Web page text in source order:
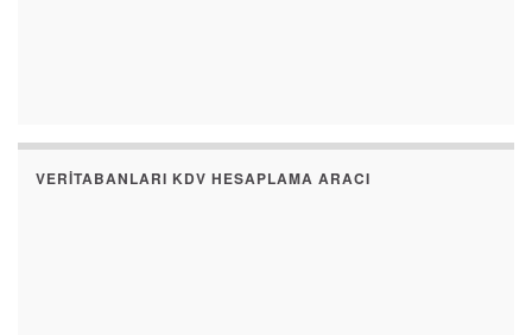
VERITABANLARI KDV HESAPLAMA ARACI